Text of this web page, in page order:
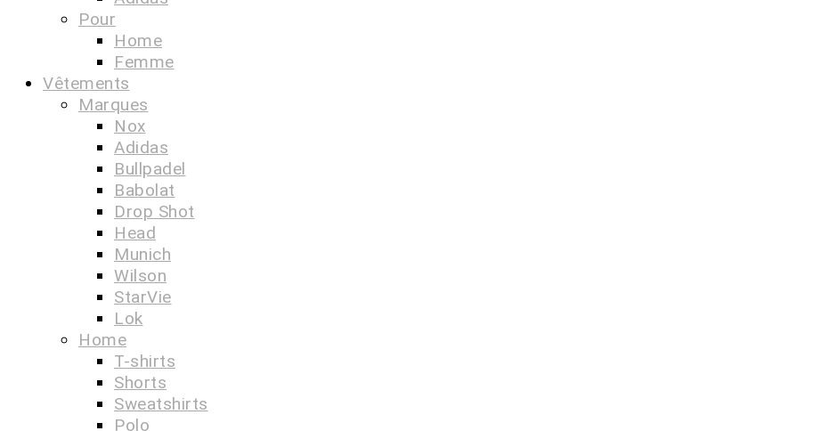
Pour
Home
Femme
Vêtements
Marques
Nox
Adidas
Bullpadel
Babolat
Drop Shot
Head
Munich
Wilson
StarVie
Lok
Home
T-shirts
Shorts
Sweatshirts
Polo